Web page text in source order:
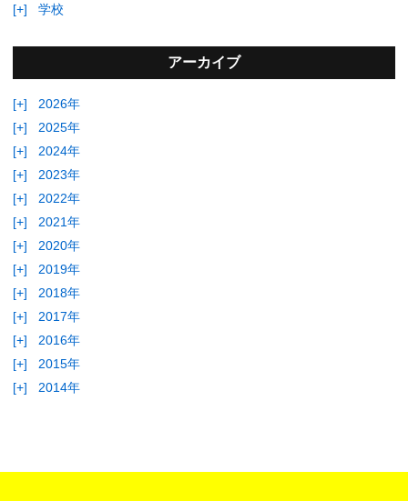
[+]
学校
アーカイブ
[+]
2026年
[+]
2025年
[+]
2024年
[+]
2023年
[+]
2022年
[+]
2021年
[+]
2020年
[+]
2019年
[+]
2018年
[+]
2017年
[+]
2016年
[+]
2015年
[+]
2014年